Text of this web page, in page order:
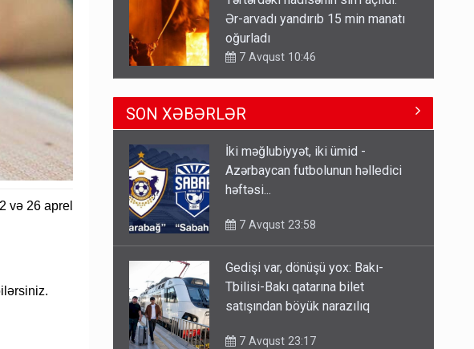
və 26 aprel
Əhaliyə hava ilə bağlı VACİB
XƏBƏRDARLIQ - Saat 11:00-dan…
7 Avqust 09:15
Gedişi var, dönüşü yox: Bakı-
Tbilisi-Bakı qatarına bilet
7 Avqust 23:17
Məhərrəmovun oğludur - DOSYE
Media və Yayım Şurasına əlavə
hüquq və vəzifələr verilib
SON XƏBƏRLƏR
İki məğlubiyyət, iki ümid -
Azərbaycan futbolunun həlledici
həftəsi...
7 Avqust 23:58
Gedişi var, dönüşü yox: Bakı-
Tbilisi-Bakı qatarına bilet
satışından böyük narazılıq
7 Avqust 23:17